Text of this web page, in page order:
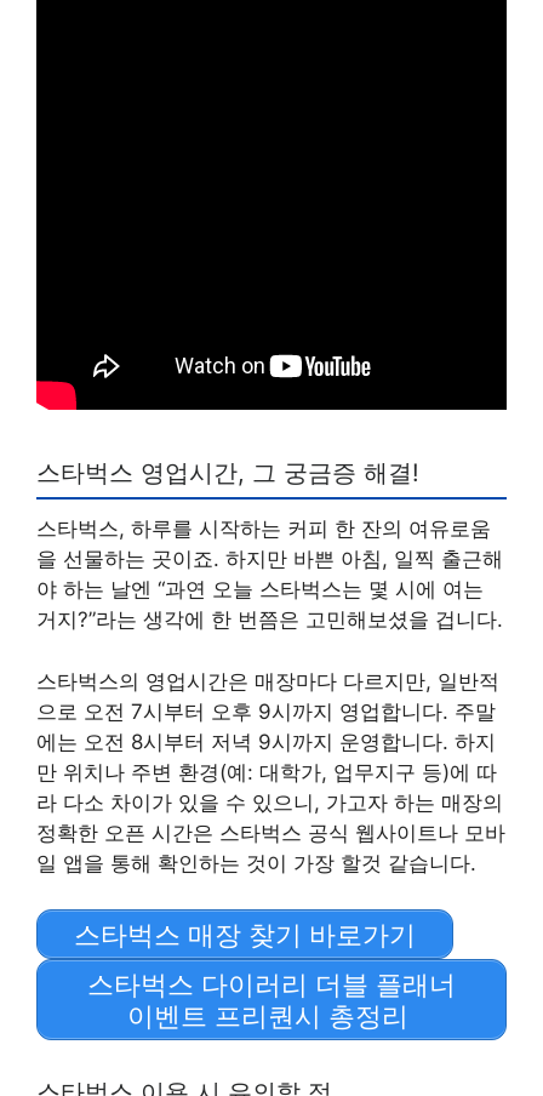
스타벅스 영업시간, 그 궁금증 해결!
스타벅스, 하루를 시작하는 커피 한 잔의 여유로움
을 선물하는 곳이죠. 하지만 바쁜 아침, 일찍 출근해
야 하는 날엔 “과연 오늘 스타벅스는 몇 시에 여는
거지?”라는 생각에 한 번쯤은 고민해보셨을 겁니다.
스타벅스의 영업시간은 매장마다 다르지만, 일반적
으로 오전 7시부터 오후 9시까지 영업합니다. 주말
에는 오전 8시부터 저녁 9시까지 운영합니다. 하지
만 위치나 주변 환경(예: 대학가, 업무지구 등)에 따
라 다소 차이가 있을 수 있으니, 가고자 하는 매장의
정확한 오픈 시간은 스타벅스 공식 웹사이트나 모바
일 앱을 통해 확인하는 것이 가장 할것 같습니다.
스타벅스 매장 찾기 바로가기
스타벅스 다이러리 더블 플래너
이벤트 프리퀀시 총정리